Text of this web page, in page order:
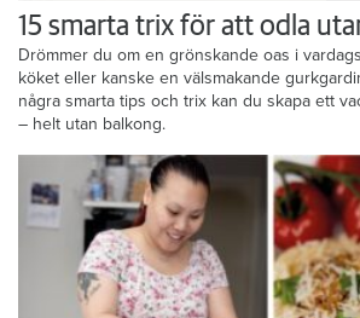
15 smarta trix för att odla
Drömmer du om en grönskande oas i
köket eller kanske en välsmakande
några smarta tips och trix kan du skapa ett
– helt utan balkong.